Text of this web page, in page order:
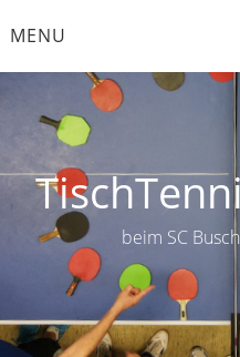
toMENU
beim SC